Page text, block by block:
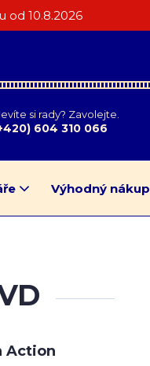
10.8.2026
si rady? Zavolejte.
604 310 066
Výhodný nákup
Action